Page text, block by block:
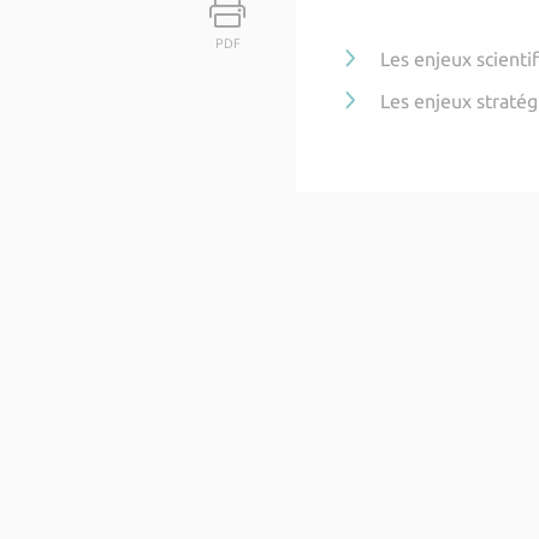
PDF
Les enjeux
Les enjeux